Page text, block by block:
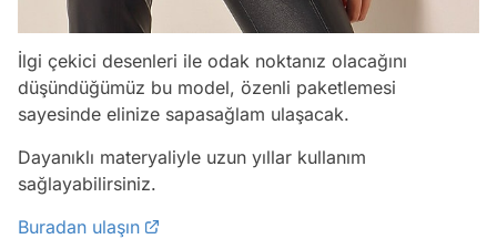
İlgi çekici desenleri ile odak noktanız olacağını
düşündüğümüz bu model, özenli paketlemesi
sayesinde elinize sapasağlam ulaşacak.
Dayanıklı materyaliyle uzun yıllar kullanım
sağlayabilirsiniz.
Buradan ulaşın